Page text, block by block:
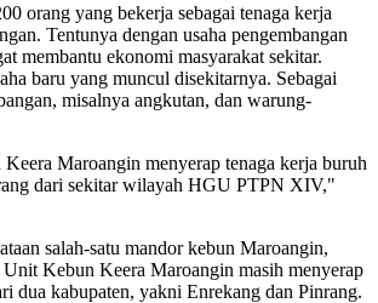
orang yang bekerja sebagai tenaga kerja
Tentunya dengan usaha pengembangan
membantu ekonomi masyarakat sekitar.
baru yang muncul disekitarnya. Sebagai
misalnya angkutan, dan warung-
Maroangin menyerap tenaga kerja buruh
dari sekitar wilayah HGU PTPN XIV,"
salah-satu mandor kebun Maroangin,
Kebun Keera Maroangin masih menyerap
dua kabupaten, yakni Enrekang dan Pinrang.